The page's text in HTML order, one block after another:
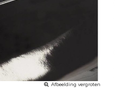
Afbeelding vergroten